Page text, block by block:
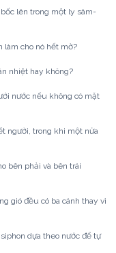
lên trong một ly sâm-
làm cho nó hết mờ?
nhiệt hay không?
nước nếu không có mặt
người, trong khi một nửa
bên phải và bên trái
gió đều có ba cánh thay vì
dựa theo nước để tự